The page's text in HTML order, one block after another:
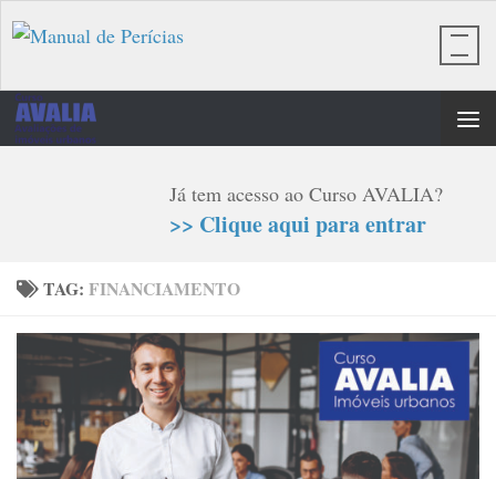
Skip to content
Já tem acesso ao Curso AVALIA?
>> Clique aqui para entrar
TAG: FINANCIAMENTO